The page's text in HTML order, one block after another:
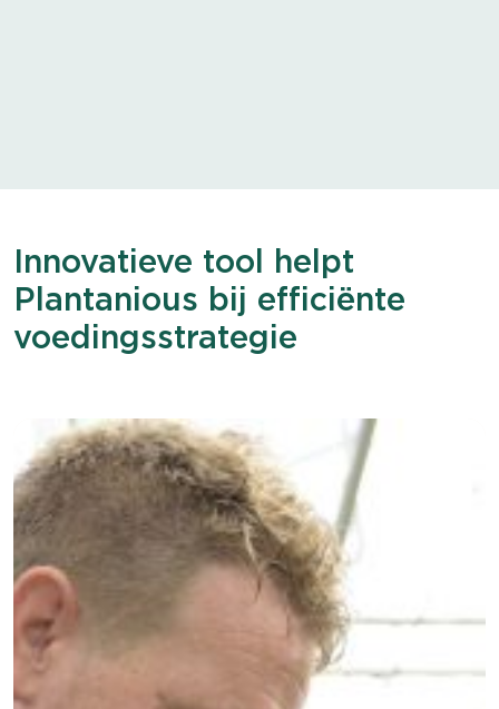
Innovatieve tool helpt
Plantanious bij efficiënte
voedingsstrategie